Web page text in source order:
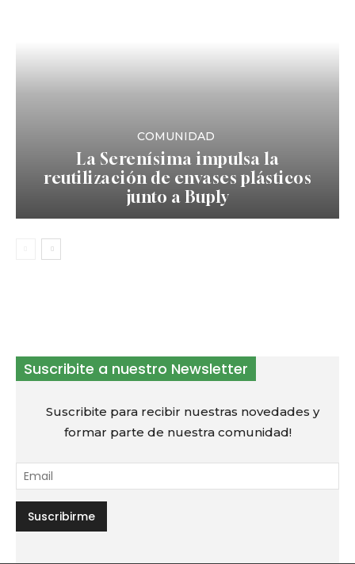
COMUNIDAD
La Serenísima impulsa la
reutilización de envases plásticos
junto a Buply
Suscribite a nuestro Newsletter
Suscribite para recibir nuestras novedades y
formar parte de nuestra comunidad!